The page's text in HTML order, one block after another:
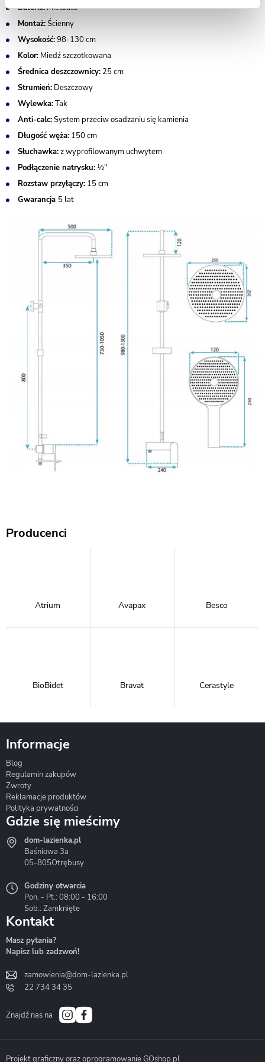
Bateria:Mieszacz
Montaż:Ścienny
Wysokość:98-130 cm
Kolor: Miedź szczotkowana
Średnica deszczownicy: 25 cm
Strumień: Deszczowy
Wylewka:Tak
Anti-calc:System przeciw osadzaniu się kamienia
Długość węża: 150 cm
Słuchawka:z wyprofilowanym uchwytem
Podłączenie natrysku: ½"
Rozstaw przyłączy: 15 cm
Gwarancja 5 lat
Producenci
Atrium Avapax Besco
BioBidet Bravat Cerastyle
Hydrostop
Liveno
Bath&Spa
Informacje
Blog
Regulamin zakupów
Zwroty
Reklamacje produktów
Polityka prywatności
Gdzie się mieścimy
dom-lazienka.pl
Baśniowa 3a
05-805Otrębusy
Godziny otwarcia
Pon. - Pt.: 08:00 - 16:00
Sob.: Zamknięte
Kontakt
Masz pytania?
Napisz lub zadzwoń!
zamowienia@dom-lazienka.pl
22 734 34 35
Znajdź nas na
Projekt graficzny oraz oprogramowanie GOshop.pl